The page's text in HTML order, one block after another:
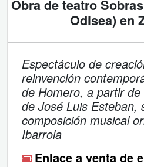
Obra de teatro
Odisea) en
Espectáculo de
reinvención
de Homero, a partir
de José Luis Esteban,
composición musical
Ibarrola
Enlace a venta de